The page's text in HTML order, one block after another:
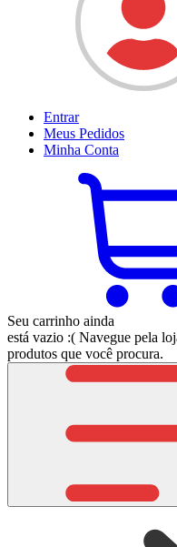
Entrar
Meus Pedidos
Minha Conta
Seu carrinho ainda
está vazio :( Navegue pela
produtos que você procura.